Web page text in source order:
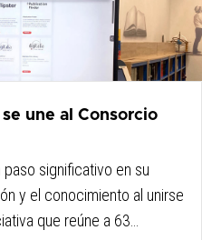
une al Consorcio
paso significativo en su
y el conocimiento al unirse
que reúne a 63